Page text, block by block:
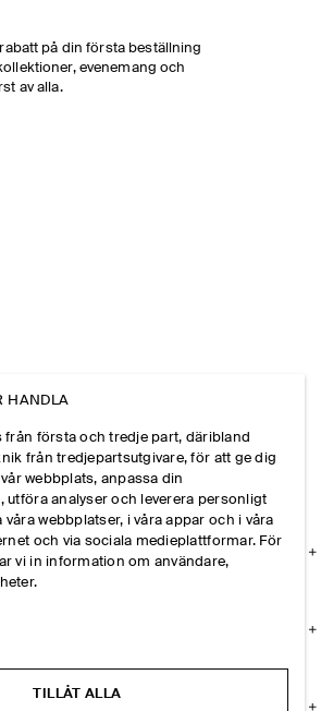
på din första beställning
evenemang och
av alla.
HANDLA
från första och tredje part, däribland
från tredjepartsutgivare, för att ge dig
webbplats, anpassa din
utföra analyser och leverera personligt
webbplatser, i våra appar och i våra
och via sociala medieplattformar. För
vi in information om användare,
information
TILLÅT ALLA